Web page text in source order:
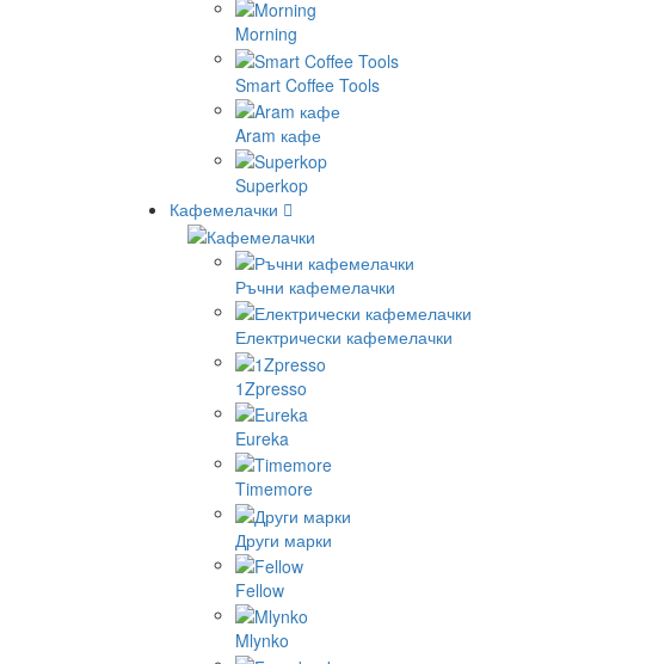
Morning
Smart Coffee Tools
Aram кафе
Superkop
Кафемелачки
Ръчни кафемелачки
Електрически кафемелачки
1Zpresso
Eureka
Timemore
Други марки
Fellow
Mlynko